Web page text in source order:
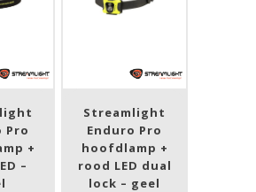
Pro
+
–
Streamlight
Enduro Pro
hoofdlamp +
rood LED dual
lock – geel